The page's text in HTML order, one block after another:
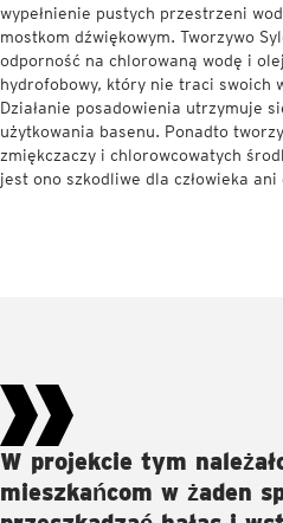
wypełnienie pustych przestrzeni
mostkom dźwiękowym. Tworzywo
odporność na chlorowaną wodę i
hydrofobowy, który nie traci swoich
Działanie posadowienia utrzymuje
użytkowania basenu. Ponadto
zmiękczaczy i chlorowcowatych
jest ono szkodliwe dla człowieka
W projekcie tym
mieszkańcom w żaden